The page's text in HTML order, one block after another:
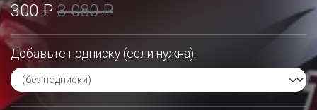
300 ₽ 3 080 ₽
Добавьте подписку (если нужна):